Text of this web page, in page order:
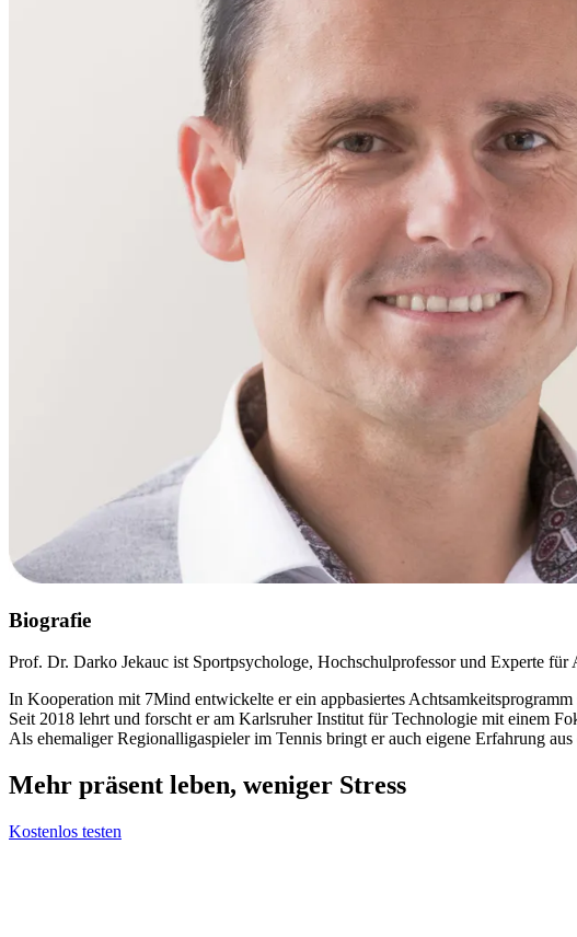
Biografie
Prof. Dr. Darko Jekauc ist Sportpsychologe, Hochschulprofessor und Experte für
In Kooperation mit 7Mind entwickelte er ein appbasiertes
Seit 2018 lehrt und forscht er am Karlsruher Institut für Technologie mit einem
Als ehemaliger Regionalligaspieler im Tennis bringt er auch eigene Erfahrung
Mehr präsent leben, weniger Stress
Kostenlos testen